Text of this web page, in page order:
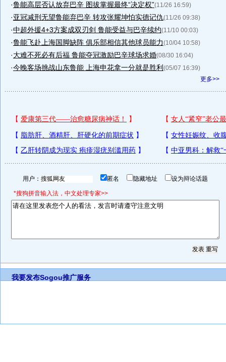
·鲁能高层否认放弃巴辛 图拔掌握最终“决定权”(11/26 16:59)
·亚冠减刑无望鲁能弃巴辛 转攻张耀坤怕实德记仇(11/26 09:38)
·中超外援4+3方案成双刃剑 鲁能受益与巴辛续约(11/10 00:03)
·鲁能飞赴上海国脚缺阵 俱乐部相信其他球员能力(10/04 10:58)
·大难不死必有后福 鲁能夺冠激励巴辛球场求婚(08/30 16:04)
·今晚客场挑战山东鲁能 上海申花拿一分就是胜利 (05/07 16:39)
更多>>
用户： 匿名 隐藏地址 设为辩论话题
*搜狗拼音输入法，中文处理专家>>
我要发布Sogou推广服务